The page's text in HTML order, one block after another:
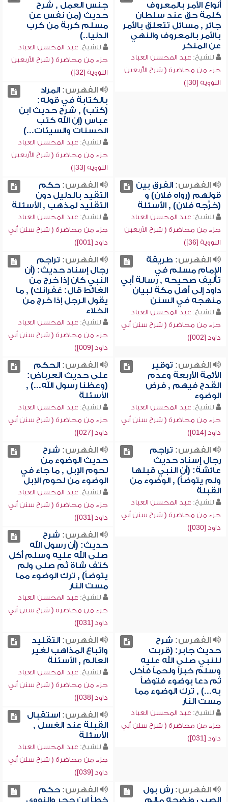
أنواع الأمر بالمعروف
كلمة حق عند سلطان
جائر , مسائل تتعلق بالأمر
بالأمر بالمعروف والنهي
عن المنكر
للشيخ: عبد المحسن العباد
جزء من محاضرة ( شرح الأربعين
النووية [30])
جنس العمل , شرح
حديث (من نفس عن
مسلم كربة من كرب
الدنيا..)
للشيخ: عبد المحسن العباد
جزء من محاضرة ( شرح الأربعين
النووية [32])
الفهرس:المراد
بالكتابة في قوله:
(كتب) , شرح حديث ابن
عباس (إن الله كتب
الحسنات والسيئات...)
للشيخ: عبد المحسن العباد
جزء من محاضرة ( شرح الأربعين
النووية [33])
الفهرس:الفرق بين
قولهم (رواه فلان) و
(خرَّجه فلان) , الأسئلة
للشيخ: عبد المحسن العباد
جزء من محاضرة ( شرح الأربعين
النووية [36])
الفهرس:حكم
التقيد بالدليل دون
التقليد لمذهب , الأسئلة
للشيخ: عبد المحسن العباد
جزء من محاضرة ( شرح سنن أبي
داود [001])
الفهرس: طريقة
الإمام مسلم في
تأليف صحيحه , رسالة أبي
داود إلى أهل مكة لبيان
منهجه في السنن
للشيخ: عبد المحسن العباد
جزء من محاضرة ( شرح سنن أبي
داود [002])
الفهرس: تراجم
رجال إسناد حديث: (أن
النبي كان إذا خرج من
الغائط قال: غفرانك) , ما
يقول الرجل إذا خرج من
الخلاء
للشيخ: عبد المحسن العباد
جزء من محاضرة ( شرح سنن أبي
داود [009])
الفهرس: توقير
الأئمة الأربعة وعدم
القدح فيهم , فرض
الوضوء
للشيخ: عبد المحسن العباد
جزء من محاضرة ( شرح سنن أبي
داود [014])
الفهرس:الحكم
على حديث العرباض:
(وعظنا رسول الله...) ,
الأسئلة
للشيخ: عبد المحسن العباد
جزء من محاضرة ( شرح سنن أبي
داود [027])
الفهرس: تراجم
رجال إسناد حديث
عائشة: (أن النبي قبلها
ولم يتوضأ) , الوضوء من
القبلة
للشيخ: عبد المحسن العباد
جزء من محاضرة ( شرح سنن أبي
داود [030])
الفهرس: شرح
حديث الوضوء من
لحوم الإبل , ما جاء في
الوضوء من لحوم الإبل
للشيخ: عبد المحسن العباد
جزء من محاضرة ( شرح سنن أبي
داود [031])
الفهرس: شرح
حديث: (أن رسول الله
صلى الله عليه وسلم أكل
كتف شاة ثم صلى ولم
يتوضأ) , ترك الوضوء مما
مست النار
للشيخ: عبد المحسن العباد
جزء من محاضرة ( شرح سنن أبي
داود [031])
الفهرس: شرح
حديث جابر: (قربت
للنبي صلى الله عليه
وسلم خبزاً ولحماً فأكل
ثم دعا بوضوء فتوضأ
به...) , ترك الوضوء مما
مست النار
للشيخ: عبد المحسن العباد
جزء من محاضرة ( شرح سنن أبي
داود [031])
الفهرس:التقليد
واتباع المذاهب لغير
العالم , الأسئلة
للشيخ: عبد المحسن العباد
جزء من محاضرة ( شرح سنن أبي
داود [038])
الفهرس:استقبال
القبلة عند الغسل ,
الأسئلة
للشيخ: عبد المحسن العباد
جزء من محاضرة ( شرح سنن أبي
داود [039])
الفهرس:رش بول
الصبي ونضحه مالم
الفهرس:حكم
خطأ ابن حجر والنووي